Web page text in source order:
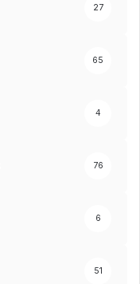
27
65
4
76
6
51